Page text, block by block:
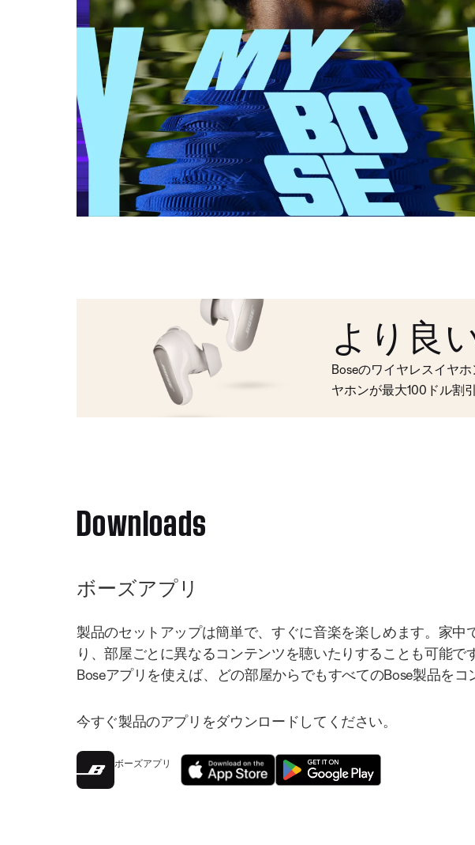
より良
Boseのワイヤレスイヤ
ヤホンが最大100ドル割
Downloads
ボーズアプリ
製品のセットアップは簡単で、すぐに音楽を楽しめます。家中
り、部屋ごとに異なるコンテンツを聴いたりすることも可能で
Boseアプリを使えば、どの部屋からでもすべてのBose製品をコ
今すぐ製品のアプリをダウンロードしてください。
ボーズアプリ